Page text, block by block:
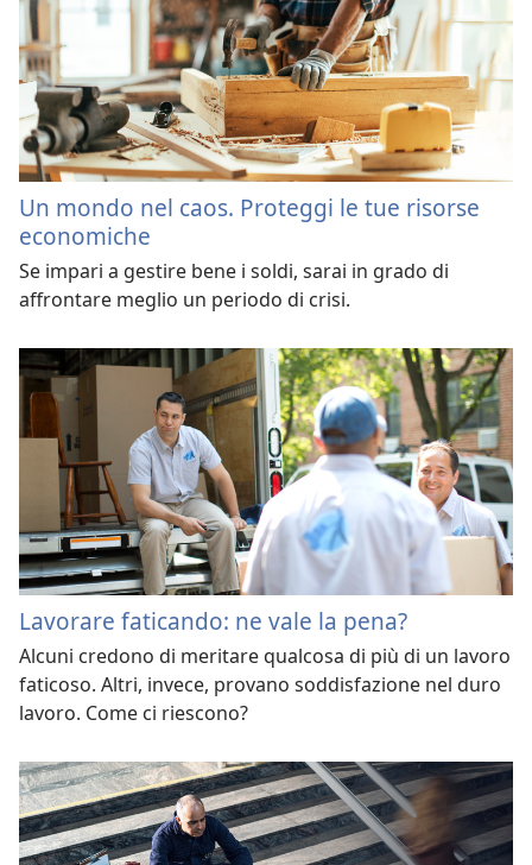
Un mondo nel caos. Proteggi le tue risorse
economiche
Se impari a gestire bene i soldi, sarai in grado di
affrontare meglio un periodo di crisi.
Lavorare faticando: ne vale la pena?
Alcuni credono di meritare qualcosa di più di un lavoro
faticoso. Altri, invece, provano soddisfazione nel duro
lavoro. Come ci riescono?